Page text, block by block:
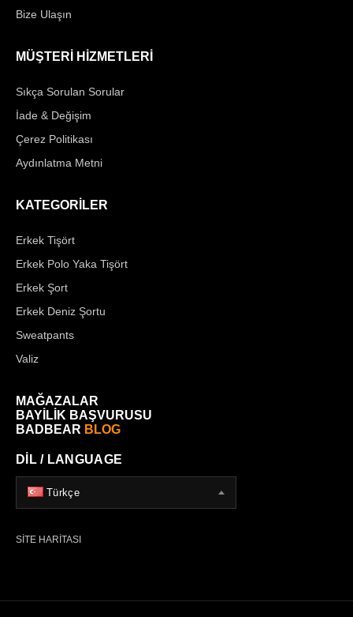
Bize Ulaşın
MÜŞTERİ HİZMETLERİ
Sıkça Sorulan Sorular
İade & Değişim
Çerez Politikası
Aydınlatma Metni
KATEGORİLER
Erkek Tişört
Erkek Polo Yaka Tişört
Erkek Şort
Erkek Deniz Şortu
Sweatpants
Valiz
MAĞAZALAR
BAYİLİK BAŞVURUSU
BADBEAR BLOG
DİL / LANGUAGE
Türkçe
SİTE HARİTASI